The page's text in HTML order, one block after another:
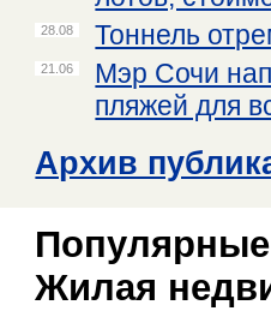
28.08 Тоннель
21.06
Мэр Сочи
пляжей для
Архив
Жилая